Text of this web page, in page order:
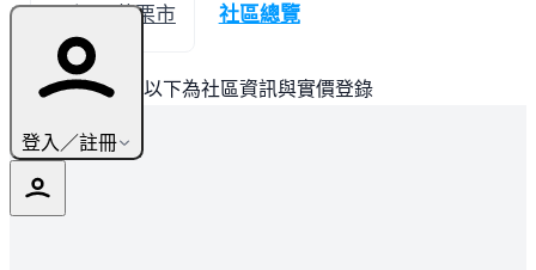
登入／註冊
← 返回苗栗市 社區總覽
此建案已完銷，以下為社區資訊與實價登錄